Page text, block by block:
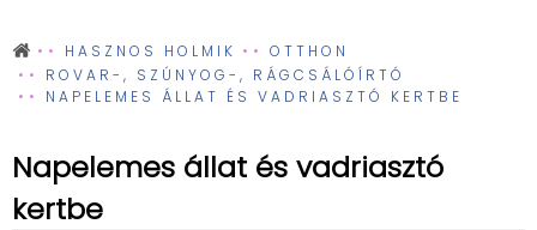
HASZNOS HOLMIK
OTTHON
ROVAR-, SZÚNYOG-, RÁGCSÁLÓÍRTÓ
NAPELEMES ÁLLAT ÉS VADRIASZTÓ KERTBE
Napelemes állat és vadriasztó
kertbe